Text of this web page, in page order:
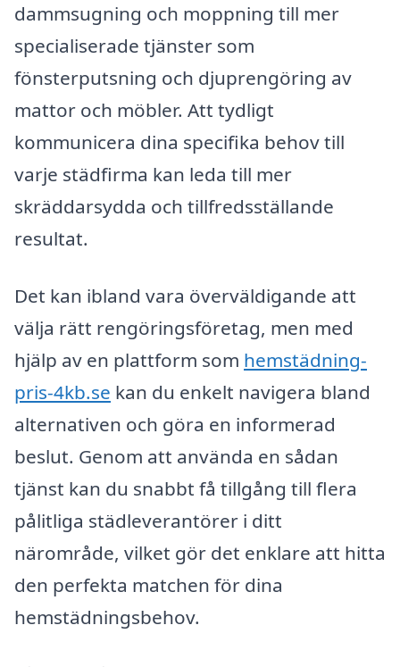
dammsugning och moppning till mer
specialiserade tjänster som
fönsterputsning och djuprengöring av
mattor och möbler. Att tydligt
kommunicera dina specifika behov till
varje städfirma kan leda till mer
skräddarsydda och tillfredsställande
resultat.
Det kan ibland vara överväldigande att
välja rätt rengöringsföretag, men med
hjälp av en plattform som hemstädning-
pris-4kb.se kan du enkelt navigera bland
alternativen och göra en informerad
beslut. Genom att använda en sådan
tjänst kan du snabbt få tillgång till flera
pålitliga städleverantörer i ditt
närområde, vilket gör det enklare att hitta
den perfekta matchen för dina
hemstädningsbehov.